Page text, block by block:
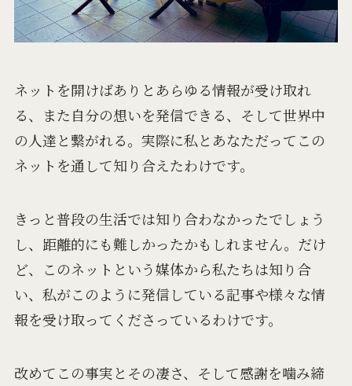
ネットを開けばありとあらゆる情報が受け取れ
る、
また自分の想いを発信できる、 そして世界中
の人達と繋がれる。 実際に私とあなただってこの
ネットを通して知り合えたわけです。
きっと普段の生活では知り合わなかったでしょう
し、 距離的にも難しかったかもしれません。 だけ
ど、このネットという媒体から私たちは知り合
い、 私がこのように発信している記事や様々な情
報を受け取ってくださっているわけです。
改めてこの事実とその凄さ、 そして感謝を噛み締